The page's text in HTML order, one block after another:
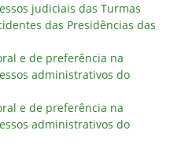
judiciais das Turmas
das Presidências das
e de preferência na
administrativos do
e de preferência na
administrativos do